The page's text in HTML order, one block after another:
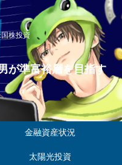
株投資
が準富裕層を目指す
金融資産状況
太陽光投資